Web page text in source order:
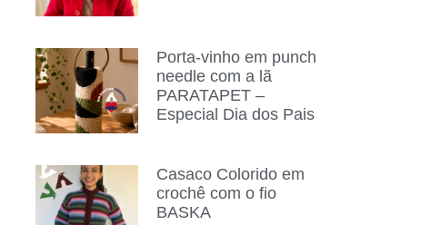
Porta-vinho em punch
needle com a lã
PARATAPET –
Especial Dia dos Pais
Casaco Colorido em
crochê com o fio
BASKA